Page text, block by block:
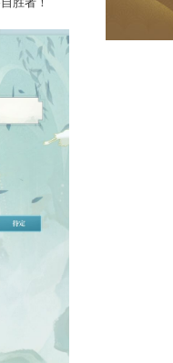
一
路连胜，顺利晋级冠
组和棋弈组也决出了各自